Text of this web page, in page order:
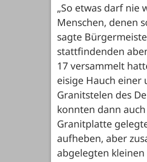
„So etwas darf nie
Menschen, denen
sagte
stattfindenden
17 versammelt
eisige Hauch
Granitstelen des
konnten dann
Granitplatte
aufheben, aber
abgelegten